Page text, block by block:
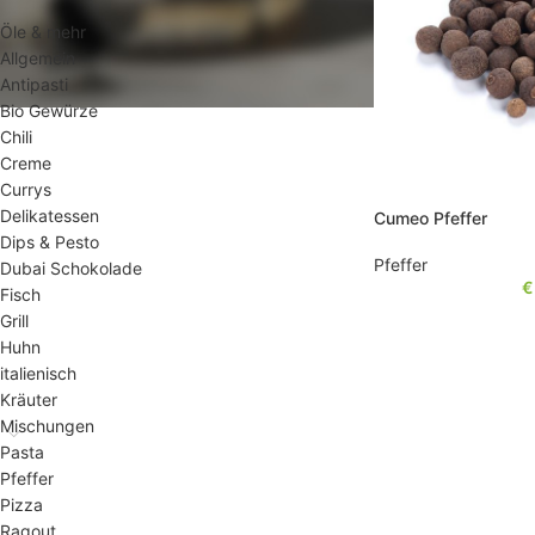
Öle & mehr
Allgemein
Antipasti
Bio Gewürze
Chili
Creme
Currys
Delikatessen
Dips & Pesto
Dubai Schokolade
Fisch
Grill
Huhn
italienisch
Kräuter
Mischungen
Pasta
Pfeffer
Pizza
Ragout
Cumeo Pfeffer
Pfeffer
€